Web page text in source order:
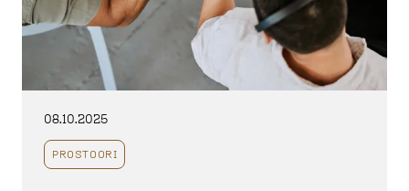
08.10.2025
PROSTOORI